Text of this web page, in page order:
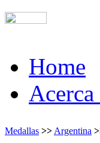
Home
Acerca
Medallas >> Argentina